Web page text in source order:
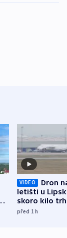
VIDEO
Dron
letišti u
skoro kilo
indicie
před 1h